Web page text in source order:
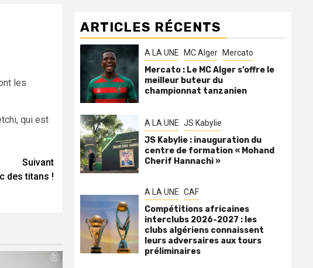
les
qui est
Suivant
des titans !
ARTICLES RÉCENTS
A LA UNE MC Alger Mercato
Mercato : Le MC Alger s’offre le
meilleur buteur du
championnat tanzanien
A LA UNE JS Kabylie
JS Kabylie : inauguration du
centre de formation « Mohand
Cherif Hannachi »
A LA UNE CAF
Compétitions africaines
interclubs 2026-2027 : les
clubs algériens connaissent
leurs adversaires aux tours
préliminaires